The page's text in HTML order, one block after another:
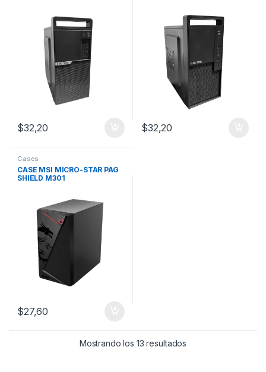
$32,20 $32,20
Cases
CASE MSI MICRO-STAR PAG
SHIELD M301
$27,60
Mostrando los 13 resultados